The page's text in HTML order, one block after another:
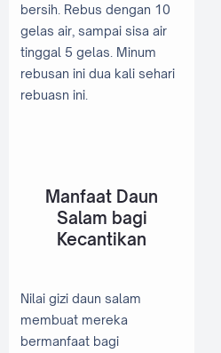
bersih. Rebus dengan 10
gelas air, sampai sisa air
tinggal 5 gelas. Minum
rebusan ini dua kali sehari
rebuasn ini.
Manfaat Daun
Salam bagi
Kecantikan
Nilai gizi daun salam
membuat mereka
bermanfaat bagi